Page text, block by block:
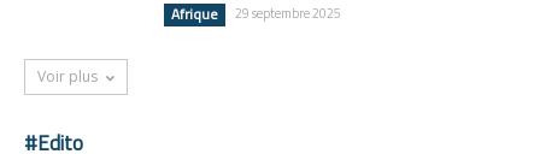
Afrique 29 septembre 2025
Voir plus
#Edito